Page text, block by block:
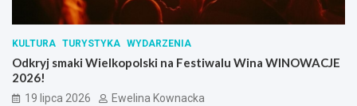
KULTURA TURYSTYKA WYDARZENIA
Odkryj smaki Wielkopolski na Festiwalu Wina WINOWACJE
2026!
19 lipca 2026 Ewelina Kownacka